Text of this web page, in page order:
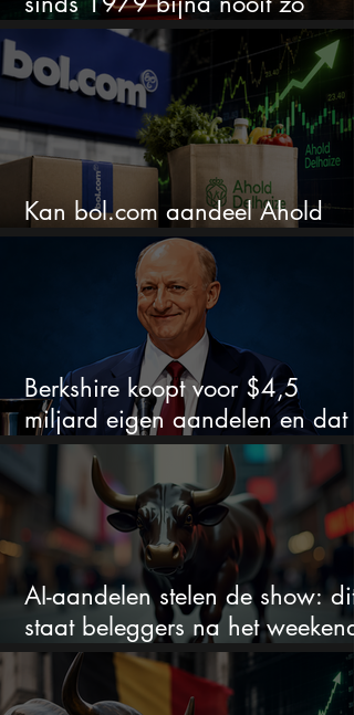
extreem
Kan bol.com aandeel Ahold
nieuw leven inblazen?
Berkshire koopt voor $4,5
miljard eigen aandelen en dat
zegt veel over de waardering
AI-aandelen stelen de show: dit
staat beleggers na het weekend
te wachten